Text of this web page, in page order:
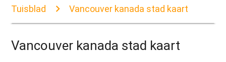
Tuisblad Vancouver kanada stad kaart
Vancouver kanada stad kaart